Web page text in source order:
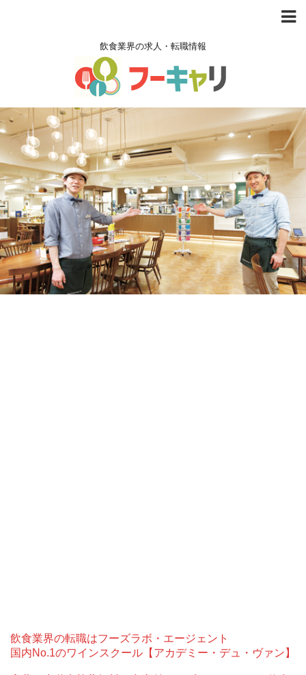
飲食業界の求人・転職情報
飲食業界の転職はフーズラボ・エージェント
国内No.1のワインスクール【アカデミー・デュ・ヴァン】